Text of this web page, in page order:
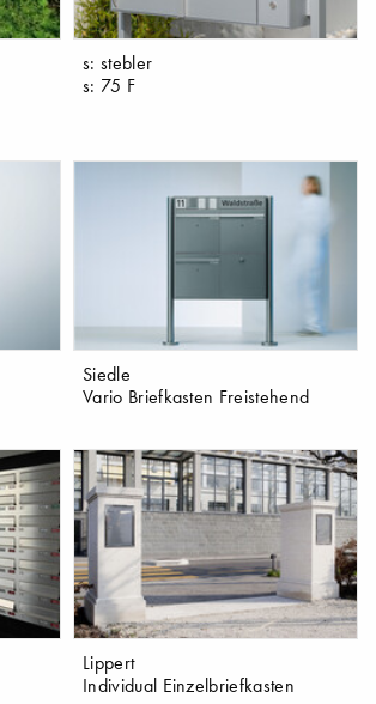
s: stebler
s: 75 F
Siedle
Vario Briefkasten Freistehend
Lippert
Individual Einzelbriefkasten